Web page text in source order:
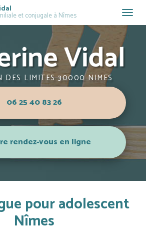
et conjugale à Nîmes
DES LIMITES 30000 NIMES
06 25 40 83 26
rendez-vous en ligne
pour adolescent
Nîmes